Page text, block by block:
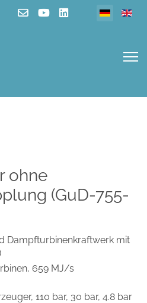
Sprache
ohne
(GuD-755-
Dampfturbinenkraftwerk mit
659 MJ/s
110 bar, 30 bar, 4.8 bar